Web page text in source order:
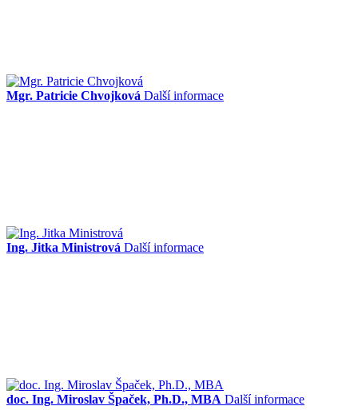
Mgr. Patricie Chvojková Další informace
Ing. Jitka Ministrová Další informace
doc. Ing. Miroslav Špaček, Ph.D., MBA Další informace